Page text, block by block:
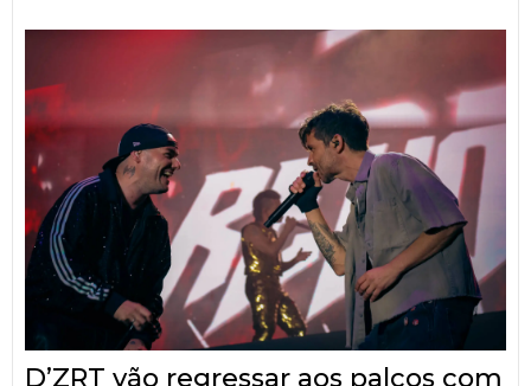
D’ZRT vão regressar aos palcos com